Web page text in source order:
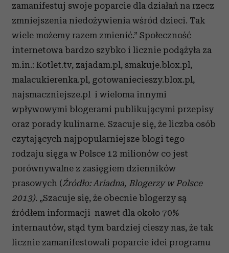
zamanifestuj swoje poparcie dla działań na rzecz
zmniejszenia niedożywienia wśród dzieci. Tak
wiele możemy razem zmienić.” Społeczność
internetowa bardzo szybko i licznie podążyła za
m.in.: Kotlet.tv, zajadam.pl, smakuje.blox.pl,
malacukierenka.pl, gotowaniecieszy.blox.pl,
najsmaczniejsze.pl i wieloma innymi
wpływowymi blogerami publikującymi przepisy
oraz porady kulinarne. Szacuje się, że liczba osób
czytających najpopularniejsze blogi tego
rodzaju sięga w Polsce 12 milionów co jest
porównywalne z zasięgiem dzienników
prasowych (Źródło: Ariadna, Blogerzy w Polsce
2013). „Szacuje się, że obecnie blogerzy są
źródłem informacji nawet dla około 70%
internautów, stąd tym bardziej cieszy nas, że tak
licznie zamanifestowali poparcie idei programu